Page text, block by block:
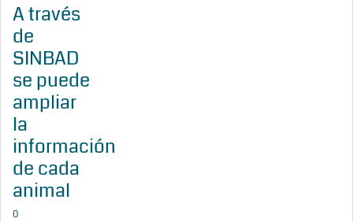
A través
de
SINBAD
se puede
ampliar
la
información
de cada
animal
0